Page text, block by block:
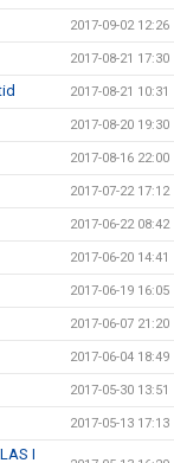
2017-09-02 12:26
2017-08-21 17:30
2017-08-21 10:31
2017-08-20 19:30
2017-08-16 22:00
2017-07-22 17:12
2017-06-22 08:42
2017-06-20 14:41
2017-06-19 16:05
2017-06-07 21:20
2017-06-04 18:49
2017-05-30 13:51
2017-05-13 17:13
I